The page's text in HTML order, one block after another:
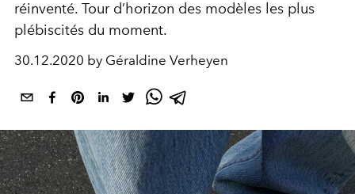
réinventé. Tour d’horizon des modèles les plus
plébiscités du moment.
30.12.2020 by Géraldine Verheyen